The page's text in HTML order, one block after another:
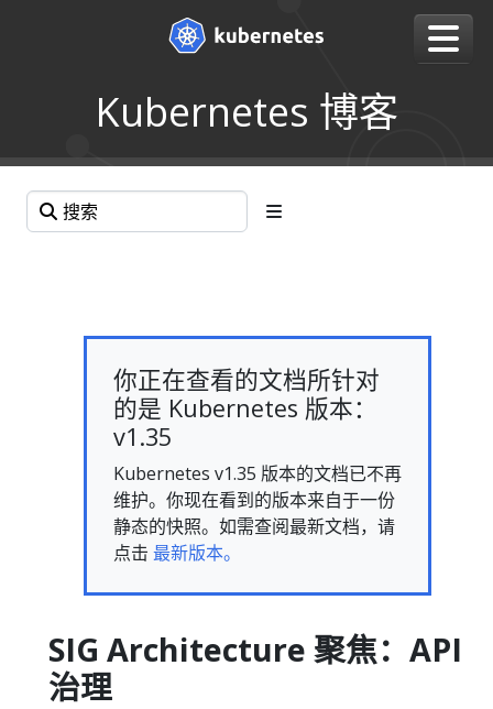
Kubernetes 博客
你正在查看的文档所针对
的是 Kubernetes 版本：
v1.35
Kubernetes v1.35 版本的文档已不再
维护。你现在看到的版本来自于一份
静态的快照。如需查阅最新文档，请
点击 最新版本。
SIG Architecture 聚焦：API
治理